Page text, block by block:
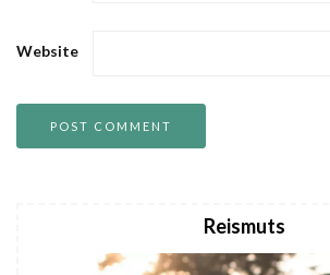
Website
Reismuts